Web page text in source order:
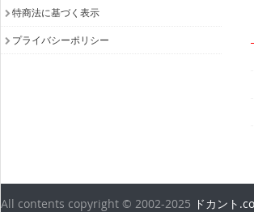
特商法に基づく表示
プライバシーポリシー
All contents copyright © 2002-2025 ドカント